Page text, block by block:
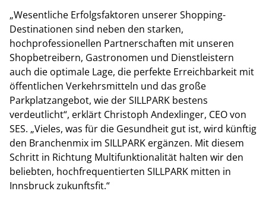
„Wesentliche Erfolgsfaktoren unserer Shopping-
Destinationen sind neben den starken,
hochprofessionellen Partnerschaften mit unseren
Shopbetreibern, Gastronomen und Dienstleistern
auch die optimale Lage, die perfekte Erreichbarkeit mit
öffentlichen Verkehrsmitteln und das große
Parkplatzangebot, wie der SILLPARK bestens
verdeutlicht“, erklärt Christoph Andexlinger, CEO von
SES. „Vieles, was für die Gesundheit gut ist, wird künftig
den Branchenmix im SILLPARK ergänzen. Mit diesem
Schritt in Richtung Multifunktionalität halten wir den
beliebten, hochfrequentierten SILLPARK mitten in
Innsbruck zukunftsfit.“